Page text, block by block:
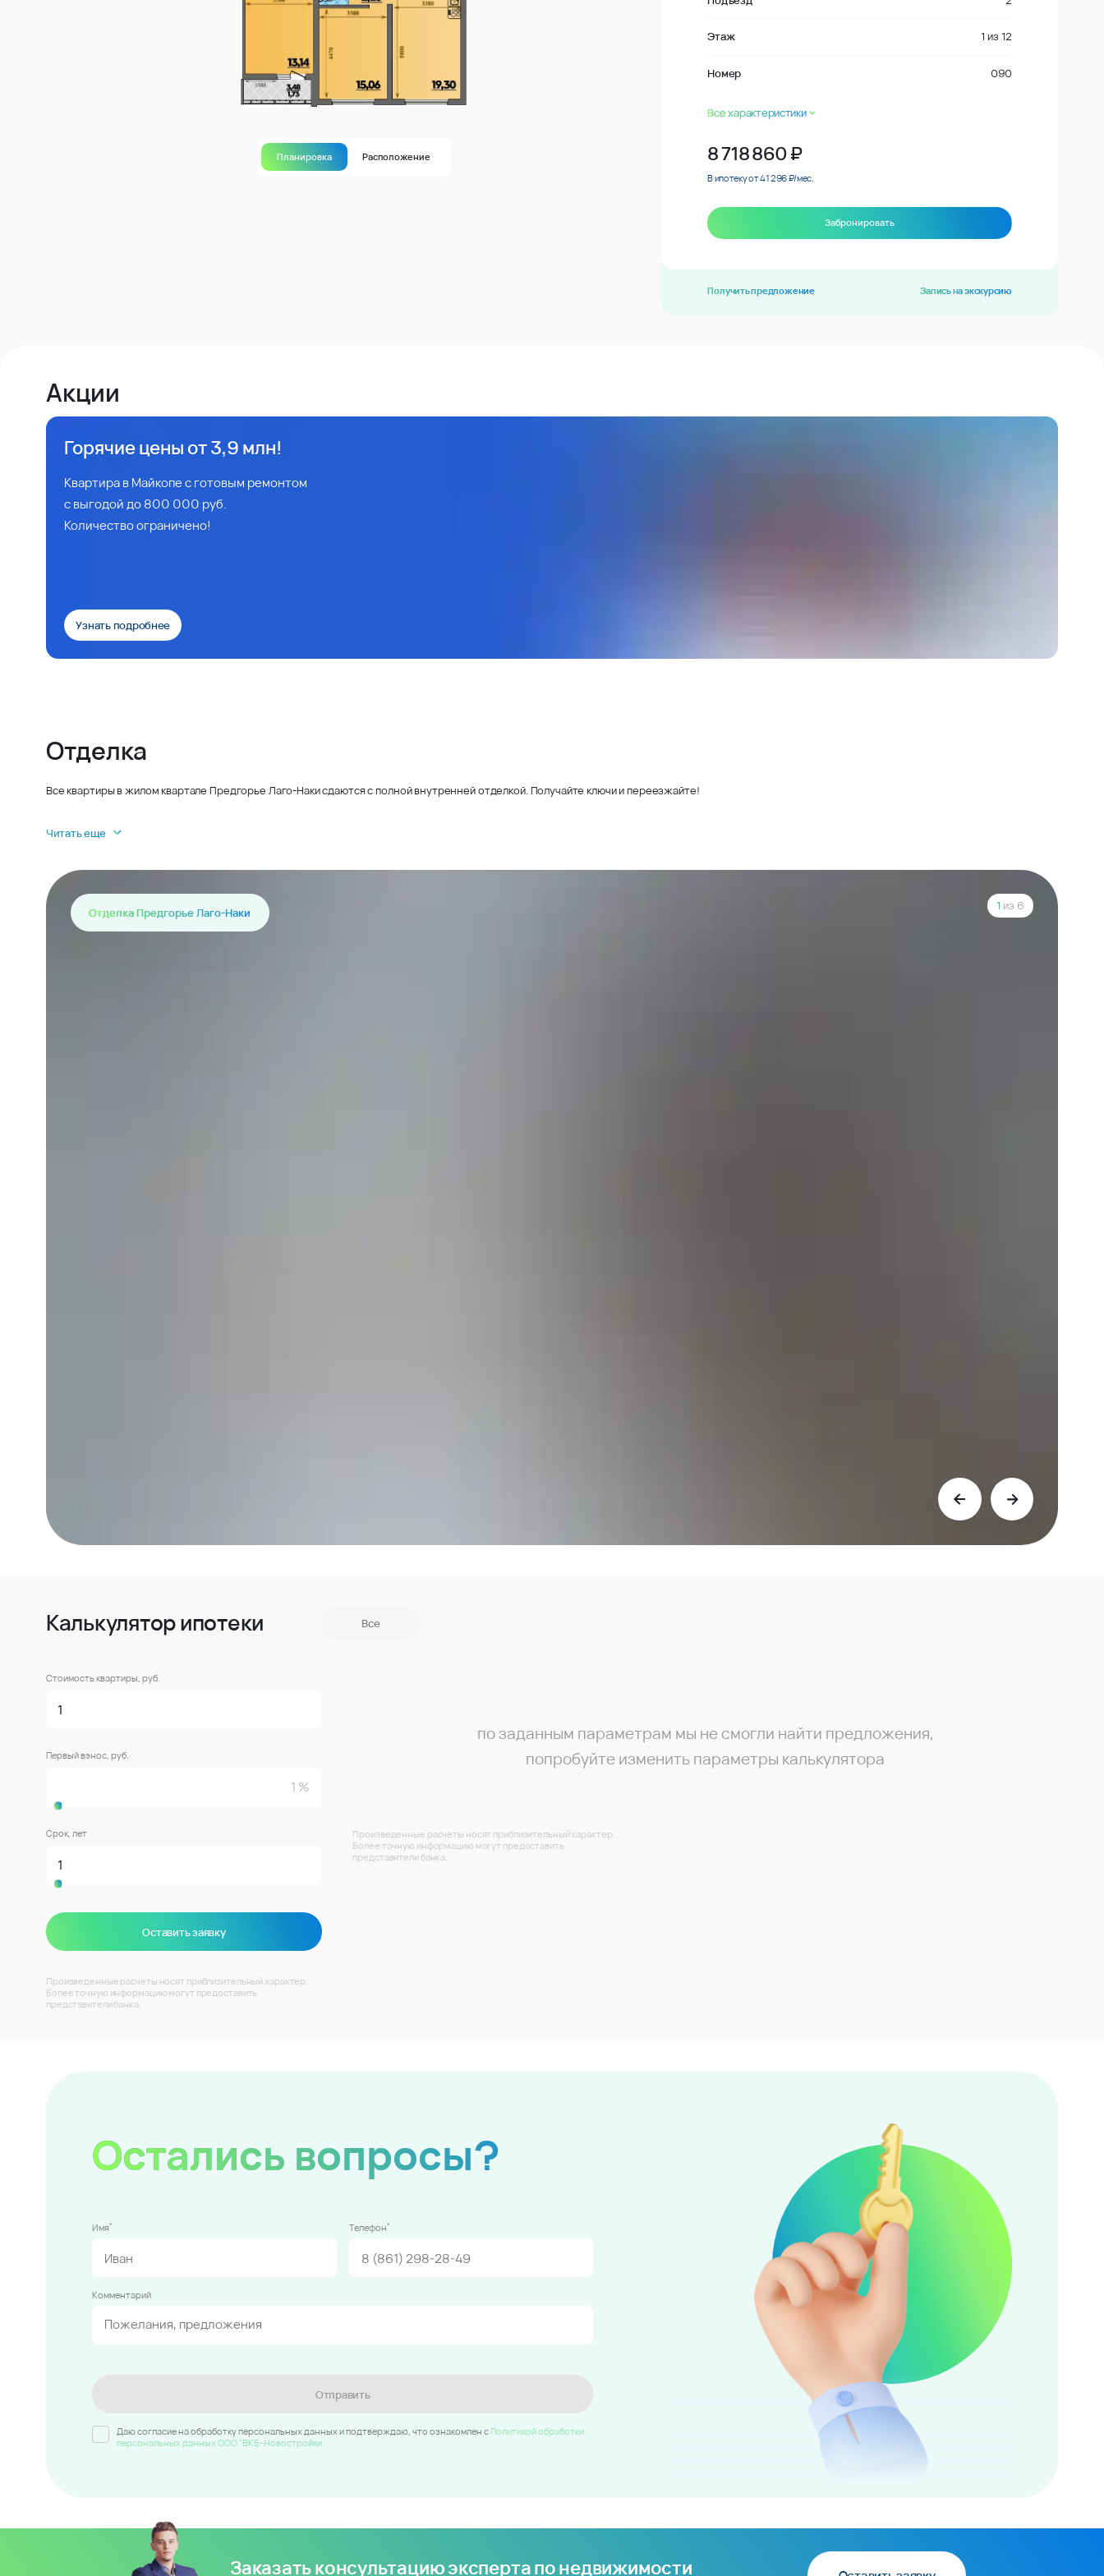
Планировка Расположение
Этаж 1 из 12
Номер 090
Все характеристики
8 718 860₽
В ипотеку от 41 296 ₽/мес.
Забронировать
Получить предложение Запись на экскурсию
Акции
Горячие цены от 3,9 млн!
Квартира в Майкопе с готовым ремонтом
с выгодой до 800 000 руб.
Количество ограничено!
Узнать подробнее
Отделка
Все квартиры в жилом квартале Предгорье Лаго-Наки сдаются с полной внутренней отделкой. Получайте ключи и переезжайте!
Читать еще
Отделка Предгорье Лаго-Наки
1 из 6
Калькулятор ипотеки Все
Стоимость квартиры, руб.
Первый взнос, руб.
Срок, лет
Оставить заявку
Произведенные расчеты носят приблизительный характер.
Более точную информацию могут предоставить
представители банка.
по заданным параметрам мы не смогли найти предложения,
попробуйте изменить параметры калькулятора
Произведенные расчеты носят приблизительный характер.
Более точную информацию могут предоставить
представители банка.
Остались вопросы?
Имя* Телефон*
Комментарий
Отправить
Даю согласие на обработку персональных данных и подтверждаю, что ознакомлен c Политикой обработки
персональных данных ООО "ВКБ-Новостройки
Заказать консультацию эксперта по недвижимости